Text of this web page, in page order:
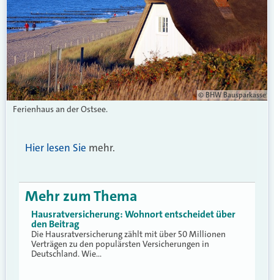
© BHW Bausparkasse
Ferienhaus an der Ostsee.
Hier lesen Sie mehr.
Mehr zum Thema
Hausratversicherung: Wohnort entscheidet über
den Beitrag
Die Hausratversicherung zählt mit über 50 Millionen
Verträgen zu den populärsten Versicherungen in
Deutschland. Wie…